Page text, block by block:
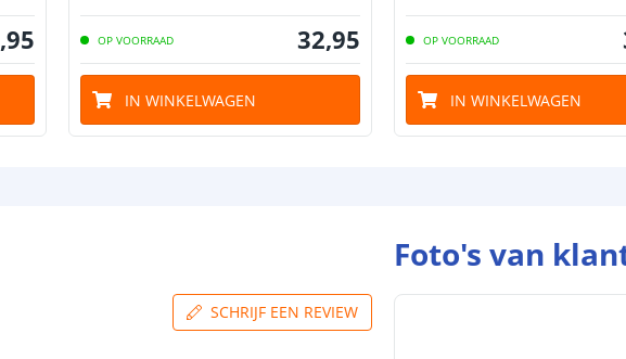
Dikte led strip
,95 OP VOORRAAD 32,95
IN WINKELWAGEN
OP VOORRAAD
IN WINKELWAGEN
SCHRIJF EEN REVIEW
Foto's van